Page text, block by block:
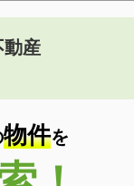
産
物件を